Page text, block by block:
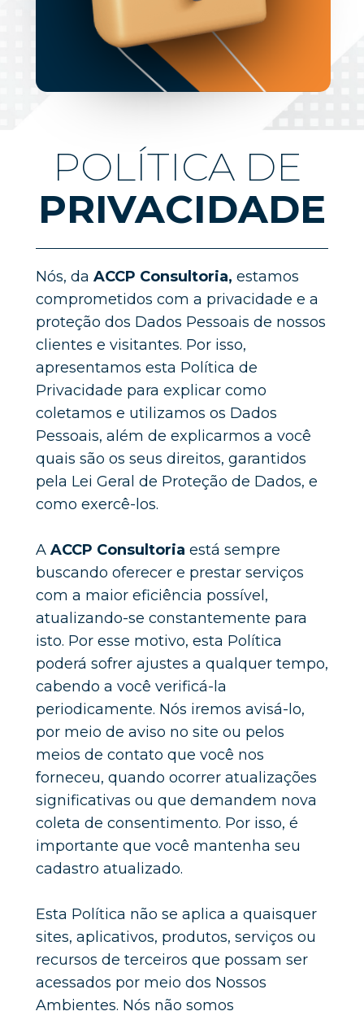
Nós, da ACCP Consultoria, estamos
comprometidos com a privacidade e a
proteção dos Dados Pessoais de nossos
clientes e visitantes. Por isso,
apresentamos esta Política de
Privacidade para explicar como
coletamos e utilizamos os Dados
Pessoais, além de explicarmos a você
quais são os seus direitos, garantidos
pela Lei Geral de Proteção de Dados, e
como exercê-los.
A ACCP Consultoria está sempre
buscando oferecer e prestar serviços
com a maior eficiência possível,
atualizando-se constantemente para
isto. Por esse motivo, esta Política
poderá sofrer ajustes a qualquer tempo,
cabendo a você verificá-la
periodicamente. Nós iremos avisá-lo,
por meio de aviso no site ou pelos
meios de contato que você nos
forneceu, quando ocorrer atualizações
significativas ou que demandem nova
coleta de consentimento. Por isso, é
importante que você mantenha seu
cadastro atualizado.
Esta Política não se aplica a quaisquer
sites, aplicativos, produtos, serviços ou
recursos de terceiros que possam ser
acessados por meio dos Nossos
Ambientes. Nós não somos
PRIVACIDADE